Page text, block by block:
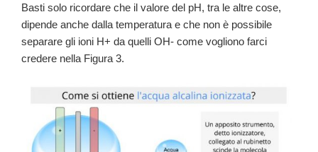
Basti solo ricordare che il valore del pH, tra le altre cose,
dipende anche dalla temperatura e che non è possibile
separare gli ioni H+ da quelli OH- come vogliono farci
credere nella Figura 3.